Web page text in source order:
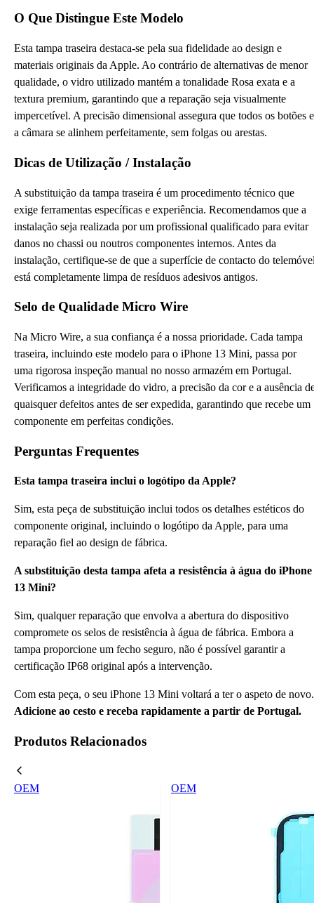
O Que Distingue Este Modelo
Esta tampa traseira destaca-se pela sua fidelidade ao design e
materiais originais da Apple. Ao contrário de alternativas de menor
qualidade, o vidro utilizado mantém a tonalidade Rosa exata e a
textura premium, garantindo que a reparação seja visualmente
impercetível. A precisão dimensional assegura que todos os botões e
a câmara se alinhem perfeitamente, sem folgas ou arestas.
Dicas de Utilização / Instalação
A substituição da tampa traseira é um procedimento técnico que
exige ferramentas específicas e experiência. Recomendamos que a
instalação seja realizada por um profissional qualificado para evitar
danos no chassi ou noutros componentes internos. Antes da
instalação, certifique-se de que a superfície de contacto do
está completamente limpa de resíduos adesivos antigos.
Selo de Qualidade Micro Wire
Na Micro Wire, a sua confiança é a nossa prioridade. Cada tampa
traseira, incluindo este modelo para o iPhone 13 Mini, passa por
uma rigorosa inspeção manual no nosso armazém em Portugal.
Verificamos a integridade do vidro, a precisão da cor e a ausência
quaisquer defeitos antes de ser expedida, garantindo que recebe um
componente em perfeitas condições.
Perguntas Frequentes
Esta tampa traseira inclui o logótipo da Apple?
Sim, esta peça de substituição inclui todos os detalhes estéticos do
componente original, incluindo o logótipo da Apple, para uma
reparação fiel ao design de fábrica.
A substituição desta tampa afeta a resistência à água do iPhone
13 Mini?
Sim, qualquer reparação que envolva a abertura do dispositivo
compromete os selos de resistência à água de fábrica. Embora a
tampa proporcione um fecho seguro, não é possível garantir a
certificação IP68 original após a intervenção.
Com esta peça, o seu iPhone 13 Mini voltará a ter o aspeto de novo.
Adicione ao cesto e receba rapidamente a partir de Portugal.
Produtos Relacionados
OEM OEM